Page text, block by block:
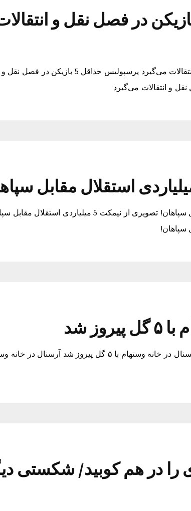
حداقل 5 بازیکن در فصل نقل و
پرسپولیس حداقل 5 بازیکن در فصل نقل و انتقالات می‌گیرد پرسپولیس حداقل 5
تصویری از نیمکت 5 میلیاردی استقلال مقابل سپاهان! تصویری از نیمکت 5 میلیاردی
شد
سوانزی را در هم کوبید/ شکستی